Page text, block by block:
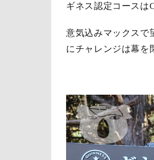
の
囲
定コ
ース
へ！
い
ざ、
挑
ギネス認定コースは
意気込みマックスで
にチャレンジは幕を